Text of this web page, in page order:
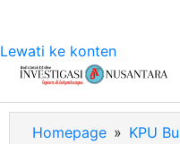
Lewati ke konten
Homepage » KPU